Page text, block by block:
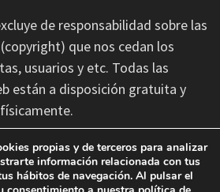
de responsabilidad sobre las
que nos cedan los
usuarios y etc. Todas las
están a disposición gratuita y
de las erratas
cambios de última hora que se
propias y de terceros para analizar
información relacionada con tus
hábitos de navegación. Al pulsar el